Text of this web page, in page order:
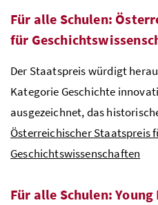
Für alle Schulen:
für
Der Staatspreis würdigt
Kategorie Geschichte
ausgezeichnet, das
Österreichischer Staatspreis
Geschichtswissenschaften
Für alle Schulen: